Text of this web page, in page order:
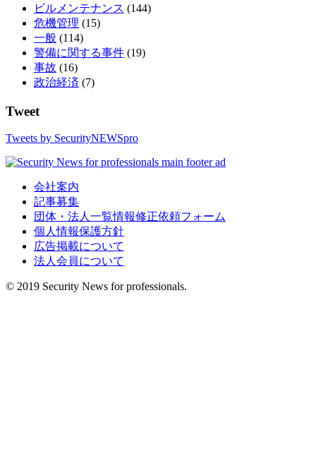
ビルメンテナンス (144)
危機管理 (15)
一般 (114)
警備に関する事件 (19)
事故 (16)
政治経済 (7)
Tweet
Tweets by SecurityNEWSpro
会社案内
記事募集
団体・法人一覧情報修正依頼フォーム
個人情報保護方針
広告掲載について
法人会員について
© 2019 Security News for professionals.